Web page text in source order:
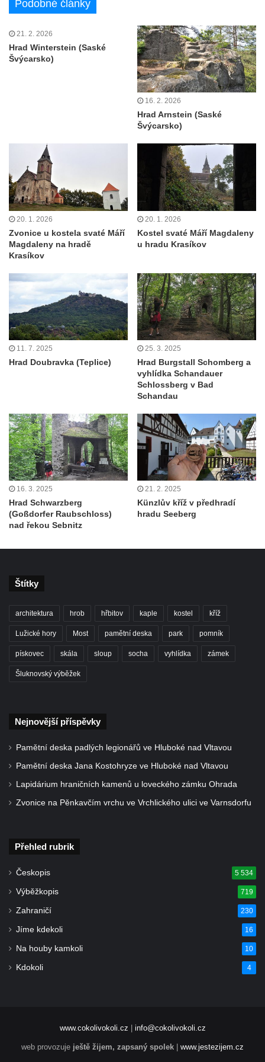
Podobné články
21. 2. 2026
Hrad Winterstein (Saské
Švýcarsko)
16. 2. 2026
Hrad Arnstein (Saské
Švýcarsko)
20. 1. 2026
Zvonice u kostela svaté Máří
Magdaleny na hradě
Krasíkov
20. 1. 2026
Kostel svaté Máří Magdaleny
u hradu Krasíkov
11. 7. 2025
Hrad Doubravka (Teplice)
25. 3. 2025
Hrad Burgstall Schomberg a
vyhlídka Schandauer
Schlossberg v Bad
Schandau
16. 3. 2025
Hrad Schwarzberg
(Goßdorfer Raubschloss)
nad řekou Sebnitz
21. 2. 2025
Künzlův kříž v předhradí
hradu Seeberg
Štítky
architektura hrob hřbitov kaple kostel kříž
Lužické hory Most pamětní deska park pomník
pískovec skála sloup socha vyhlídka zámek
Šluknovský výběžek
Nejnovější příspěvky
Pamětní deska padlých legionářů ve Hluboké nad Vltavou
Pamětní deska Jana Kostohryze ve Hluboké nad Vltavou
Lapidárium hraničních kamenů u loveckého zámku Ohrada
Zvonice na Pěnkavčím vrchu ve Vrchlického ulici ve Varnsdorfu
Přehled rubrik
Českopis 5 534
Výběžkopis 719
Zahraničí 230
Jíme kdekoli 16
Na houby kamkoli 10
Kdokoli 4
www.cokolivokoli.cz info@cokolivokoli.cz
web provozuje ještě žijem, zapsaný spolek www.jestezijem.cz